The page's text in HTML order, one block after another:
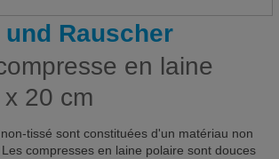
Rauscher
en laine
20 cm
tissé sont constituées d'un matériau non
compresses en laine polaire sont douces